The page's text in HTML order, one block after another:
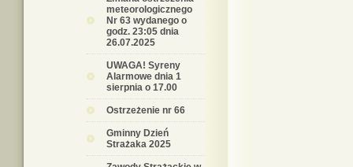
meteorologicznego
Nr 63 wydanego o
godz. 23:05 dnia
26.07.2025
UWAGA! Syreny
Alarmowe dnia 1
sierpnia o 17.00
Ostrzeżenie nr 66
Gminny Dzień
Strażaka 2025